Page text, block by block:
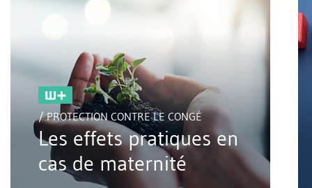
/ PROTECTION CONTRE LE CONGÉ
Les effets pratiques en
cas de maternité